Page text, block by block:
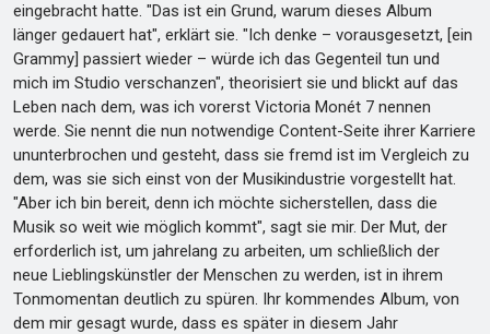
eingebracht hatte. "Das ist ein Grund, warum dieses Album
länger gedauert hat", erklärt sie. "Ich denke – vorausgesetzt, [ein
Grammy] passiert wieder – würde ich das Gegenteil tun und
mich im Studio verschanzen", theorisiert sie und blickt auf das
Leben nach dem, was ich vorerst Victoria Monét 7 nennen
werde. Sie nennt die nun notwendige Content-Seite ihrer Karriere
ununterbrochen und gesteht, dass sie fremd ist im Vergleich zu
dem, was sie sich einst von der Musikindustrie vorgestellt hat.
"Aber ich bin bereit, denn ich möchte sicherstellen, dass die
Musik so weit wie möglich kommt", sagt sie mir. Der Mut, der
erforderlich ist, um jahrelang zu arbeiten, um schließlich der
neue Lieblingskünstler der Menschen zu werden, ist in ihrem
Tonmomentan deutlich zu spüren. Ihr kommendes Album, von
dem mir gesagt wurde, dass es später in diesem Jahr